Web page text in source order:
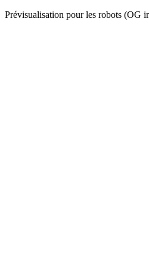
Prévisualisation pour les robots (OG